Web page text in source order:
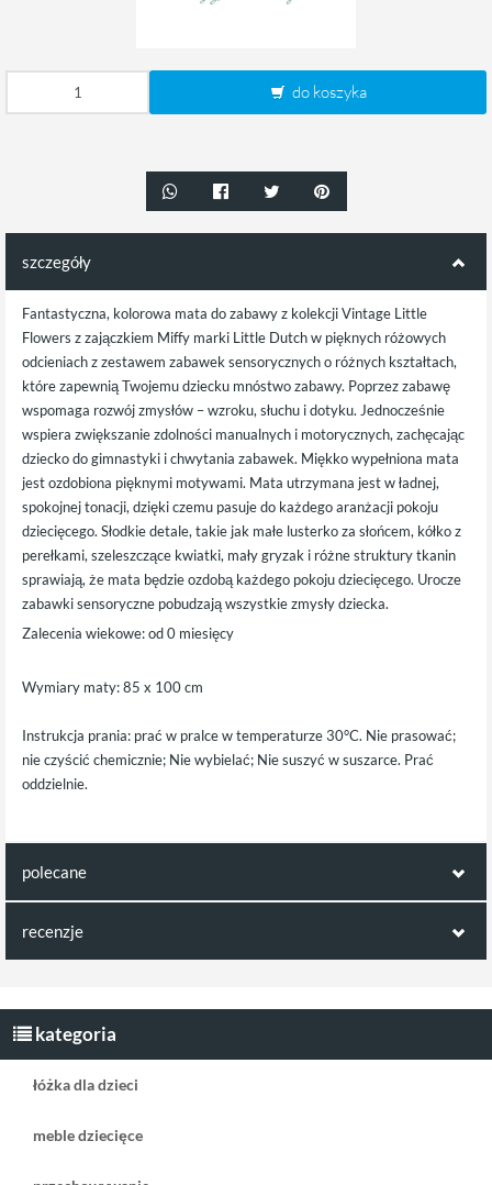
do koszyka
szczegóły
Fantastyczna, kolorowa mata do zabawy z kolekcji Vintage Little
Flowers z zajączkiem Miffy marki Little Dutch w pięknych różowych
odcieniach z zestawem zabawek sensorycznych o różnych kształtach,
które zapewnią Twojemu dziecku mnóstwo zabawy. Poprzez zabawę
wspomaga rozwój zmysłów – wzroku, słuchu i dotyku. Jednocześnie
wspiera zwiększanie zdolności manualnych i motorycznych, zachęcając
dziecko do gimnastyki i chwytania zabawek. Miękko wypełniona mata
jest ozdobiona pięknymi motywami. Mata utrzymana jest w ładnej,
spokojnej tonacji, dzięki czemu pasuje do każdego aranżacji pokoju
dziecięcego. Słodkie detale, takie jak małe lusterko za słońcem, kółko z
perełkami, szeleszczące kwiatki, mały gryzak i różne struktury tkanin
sprawiają, że mata będzie ozdobą każdego pokoju dziecięcego. Urocze
zabawki sensoryczne pobudzają wszystkie zmysły dziecka.
Zalecenia wiekowe: od 0 miesięcy
Wymiary maty: 85 x 100 cm
Instrukcja prania: prać w pralce w temperaturze 30°C. Nie prasować;
nie czyścić chemicznie; Nie wybielać; Nie suszyć w suszarce. Prać
oddzielnie.
polecane
ten produkt jest np. kompatybilny z:
edukacyjna zajączek
Miffy Pink Rib
różowa
recenzje
Napisz pierwszą recenzję jako klient!
kategoria
łóżka dla dzieci
meble dziecięce